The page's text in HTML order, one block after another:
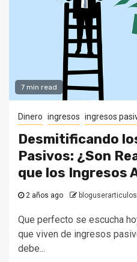
7 min read
Dinero ingresos ingresos
Desmitificando
Pasivos: ¿Son
que los Ingresos
2 años ago
Que perfecto se escucha
que viven de ingresos
debe...